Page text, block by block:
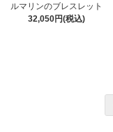
ルマリンのブレスレット
32,050円(税込)